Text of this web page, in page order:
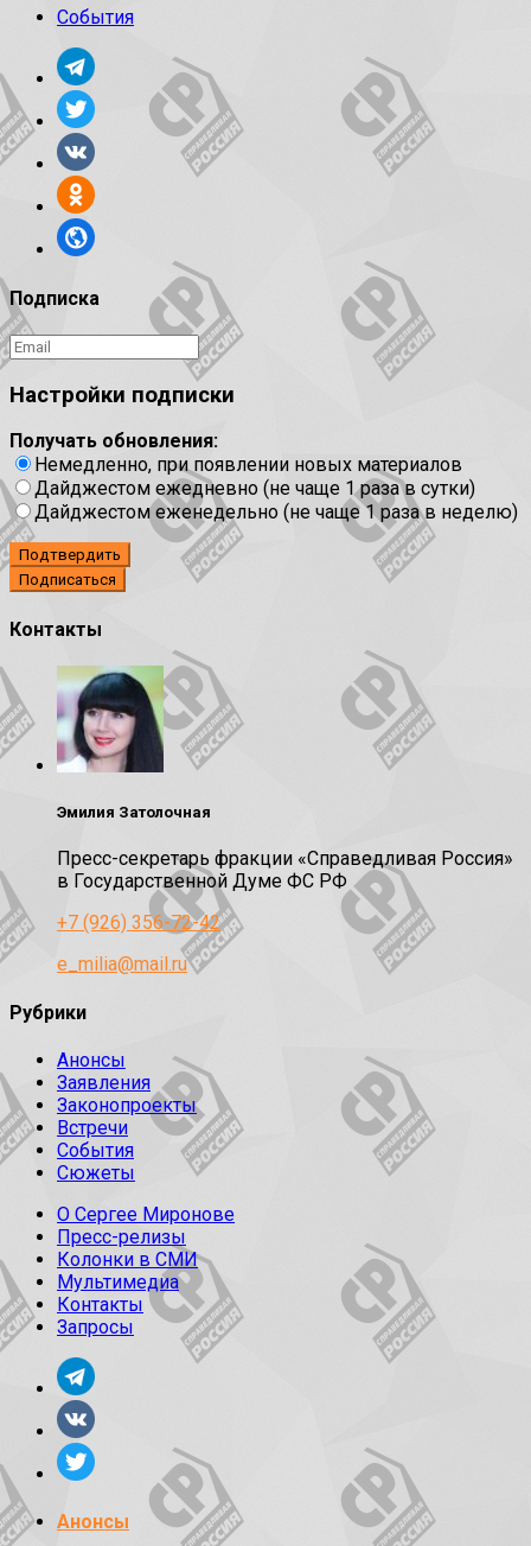
События
Подписка
Настройки подписки
Получать обновления:
Немедленно, при появлении новых материалов
Дайджестом ежедневно (не чаще 1 раза в сутки)
Дайджестом еженедельно (не чаще 1 раза в неделю)
Подтвердить
Контакты
Эмилия Затолочная
Пресс-секретарь фракции «Справедливая Россия»
в Государственной Думе ФС РФ
+7 (926) 356-72-42
e_milia@mail.ru
Рубрики
Анонсы
Заявления
Законопроекты
Встречи
События
Сюжеты
О Сергее Миронове
Пресс-релизы
Колонки в СМИ
Мультимедиа
Контакты
Запросы
Анонсы